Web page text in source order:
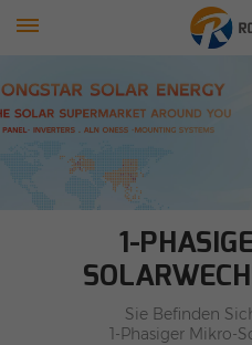
1-
Sie Befinden
1-Phasiger Mikro-